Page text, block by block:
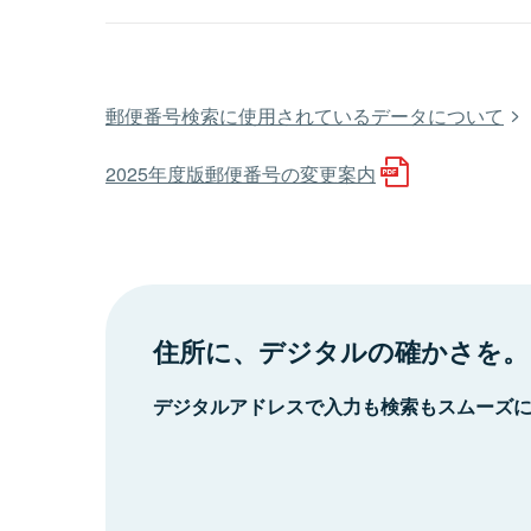
郵便番号検索に使用されているデータについて
2025年度版郵便番号の変更案内
住所に、デジタルの確かさを。
デジタルアドレスで入力も検索もスムーズ